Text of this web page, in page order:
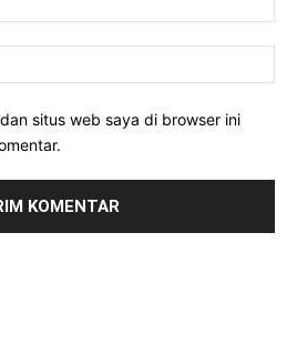
situs web saya di browser ini